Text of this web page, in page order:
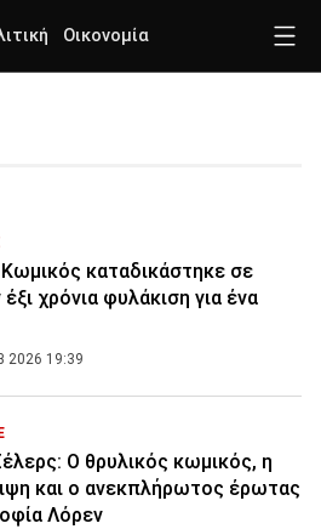
Οικονομία
καταδικάστηκε σε
χρόνια φυλάκιση για ένα
2026 19:39
Ο θρυλικός κωμικός, η
και ο ανεκπλήρωτος έρωτας
Λόρεν